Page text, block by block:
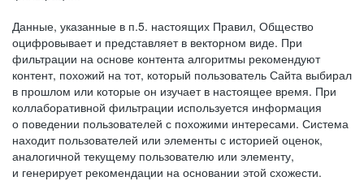
Данные, указанные в п.5. настоящих Правил, Общество
оцифровывает и представляет в векторном виде. При
фильтрации на основе контента алгоритмы рекомендуют
контент, похожий на тот, который пользователь Сайта выбирал
в прошлом или которые он изучает в настоящее время. При
коллаборативной фильтрации используется информация
о поведении пользователей с похожими интересами. Система
находит пользователей или элементы с историей оценок,
аналогичной текущему пользователю или элементу,
и генерирует рекомендации на основании этой схожести.